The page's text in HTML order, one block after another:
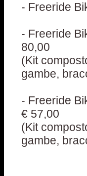
- Freeride
- Freeride
80,00
(Kit
gambe,
- Freeride
€ 57,00
(Kit
gambe,